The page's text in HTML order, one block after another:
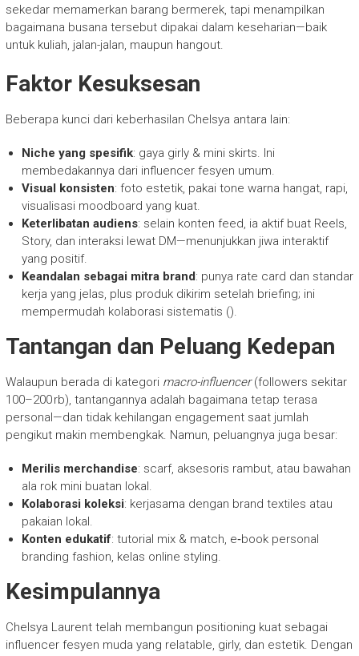
sekedar memamerkan barang bermerek, tapi menampilkan
bagaimana busana tersebut dipakai dalam keseharian—baik
untuk kuliah, jalan-jalan, maupun hangout.
Faktor Kesuksesan
Beberapa kunci dari keberhasilan Chelsya antara lain:
Niche yang spesifik: gaya girly & mini skirts. Ini
membedakannya dari influencer fesyen umum.
Visual konsisten: foto estetik, pakai tone warna hangat, rapi,
visualisasi moodboard yang kuat.
Keterlibatan audiens: selain konten feed, ia aktif buat Reels,
Story, dan interaksi lewat DM—menunjukkan jiwa interaktif
yang positif.
Keandalan sebagai mitra brand: punya rate card dan standar
kerja yang jelas, plus produk dikirim setelah briefing; ini
mempermudah kolaborasi sistematis ().
Tantangan dan Peluang Kedepan
Walaupun berada di kategori macro-influencer(followers sekitar
100–200 rb), tantangannya adalah bagaimana tetap terasa
personal—dan tidak kehilangan engagement saat jumlah
pengikut makin membengkak. Namun, peluangnya juga besar:
Merilis merchandise: scarf, aksesoris rambut, atau bawahan
ala rok mini buatan lokal.
Kolaborasi koleksi: kerjasama dengan brand textiles atau
pakaian lokal.
Konten edukatif: tutorial mix & match, e‑book personal
branding fashion, kelas online styling.
Kesimpulannya
Chelsya Laurent telah membangun positioning kuat sebagai
influencer fesyen muda yang relatable, girly, dan estetik. Dengan